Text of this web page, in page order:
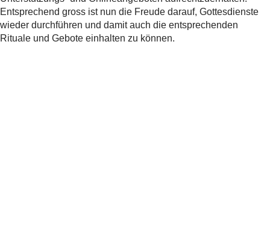
Entsprechend gross ist nun die Freude darauf, Gottesdienste
wieder durchführen und damit auch die entsprechenden
Rituale und Gebote einhalten zu können.